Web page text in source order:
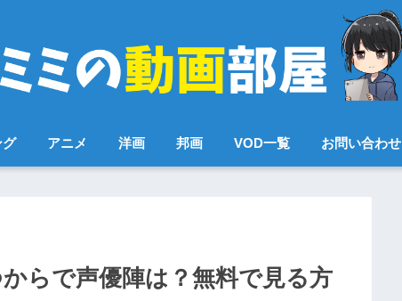
グ アニメ 洋画 邦画 VOD一覧 お問い合わせ
らで声優陣は？無料で見る方